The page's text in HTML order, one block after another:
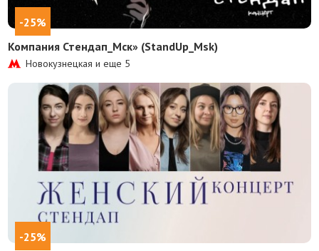
-25%
Компания Стендап_Мск» (StandUp_Msk)
Новокузнецкая и еще 5
-25%